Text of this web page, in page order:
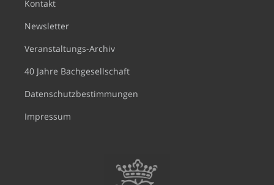
Kontakt
Newsletter
Veranstaltungs-Archiv
40 Jahre Bachgesellschaft
Datenschutzbestimmungen
Impressum